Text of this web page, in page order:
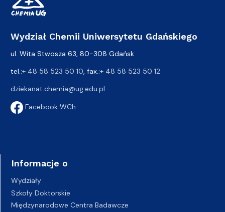
Wydział Chemii Uniwersytetu Gdańskiego
ul. Wita Stwosza 63, 80-308 Gdańsk
tel.:+ 48 58 523 50 10, fax.:+ 48 58 523 50 12
dziekanat.chemia@ug.edu.pl
Facebook WCh
Informacje o
Wydziały
Szkoły Doktorskie
Międzynarodowe Centra Badawcze